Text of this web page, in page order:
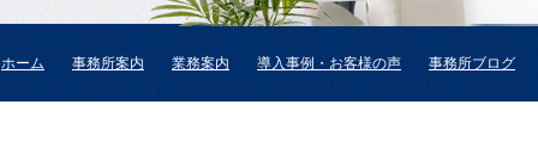
ホーム 事務所案内 業務案内 導入事例・お客様の声 事務所ブログ